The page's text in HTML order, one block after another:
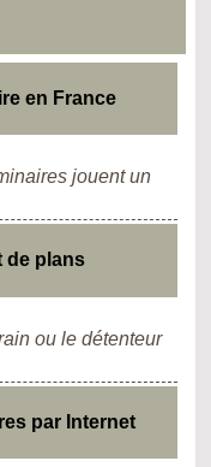
en France
jouent un
de plans
ou le détenteur
par Internet